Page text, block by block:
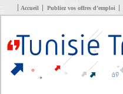
Accueil Publiez vos offres d’emploi